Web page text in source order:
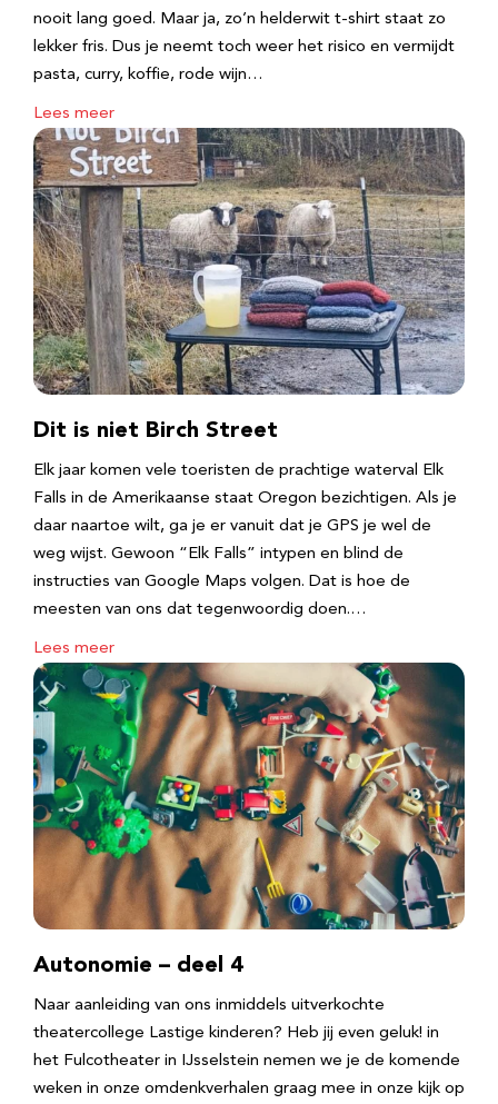
nooit lang goed. Maar ja, zo’n helderwit t-shirt staat zo
lekker fris. Dus je neemt toch weer het risico en vermijdt
pasta, curry, koffie, rode wijn…
Lees meer
Dit is niet Birch Street
Elk jaar komen vele toeristen de prachtige waterval Elk
Falls in de Amerikaanse staat Oregon bezichtigen. Als je
daar naartoe wilt, ga je er vanuit dat je GPS je wel de
weg wijst. Gewoon “Elk Falls” intypen en blind de
instructies van Google Maps volgen. Dat is hoe de
meesten van ons dat tegenwoordig doen.…
Lees meer
Autonomie – deel 4
Naar aanleiding van ons inmiddels uitverkochte
theatercollege Lastige kinderen? Heb jij even geluk! in
het Fulcotheater in IJsselstein nemen we je de komende
weken in onze omdenkverhalen graag mee in onze kijk op